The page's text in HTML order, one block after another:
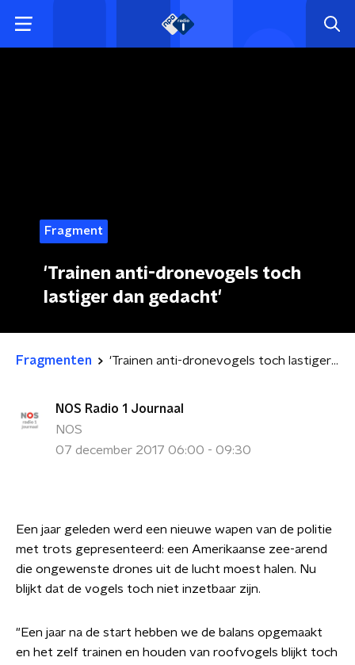
Fragment
'Trainen anti-dronevogels toch
lastiger dan gedacht'
Fragmenten 'Trainen anti-dronevogels toch lastiger dan gedacht'
NOS Radio 1 Journaal
NOS
07 december 2017 06:00 - 09:30
Een jaar geleden werd een nieuwe wapen van de politie
met trots gepresenteerd: een Amerikaanse zee-arend
die ongewenste drones uit de lucht moest halen. Nu
blijkt dat de vogels toch niet inzetbaar zijn.
"Een jaar na de start hebben we de balans opgemaakt
en het zelf trainen en houden van roofvogels blijkt toch